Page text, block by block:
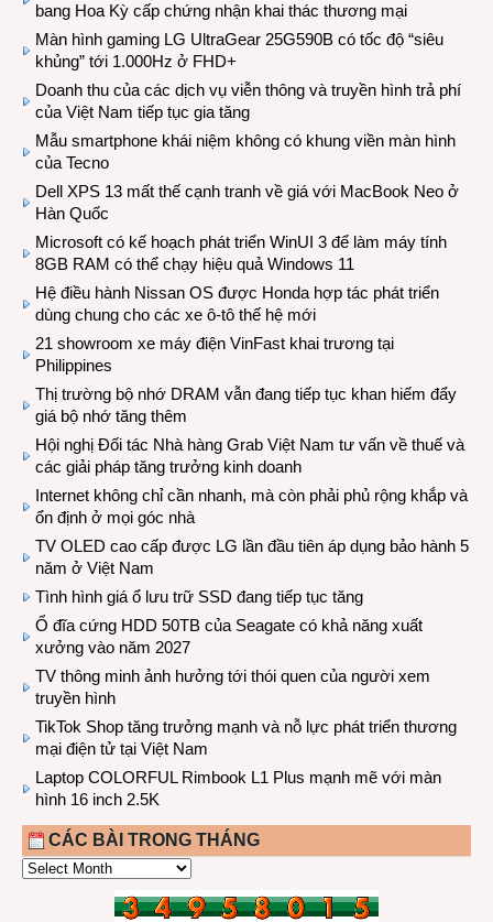
bang Hoa Kỳ cấp chứng nhận khai thác thương mại
Màn hình gaming LG UltraGear 25G590B có tốc độ “siêu
khủng” tới 1.000Hz ở FHD+
Doanh thu của các dịch vụ viễn thông và truyền hình trả phí
của Việt Nam tiếp tục gia tăng
Mẫu smartphone khái niệm không có khung viền màn hình
của Tecno
Dell XPS 13 mất thế cạnh tranh về giá với MacBook Neo ở
Hàn Quốc
Microsoft có kế hoạch phát triển WinUI 3 để làm máy tính
8GB RAM có thể chạy hiệu quả Windows 11
Hệ điều hành Nissan OS được Honda hợp tác phát triển
dùng chung cho các xe ô-tô thế hệ mới
21 showroom xe máy điện VinFast khai trương tại
Philippines
Thị trường bộ nhớ DRAM vẫn đang tiếp tục khan hiếm đẩy
giá bộ nhớ tăng thêm
Hội nghị Đối tác Nhà hàng Grab Việt Nam tư vấn về thuế và
các giải pháp tăng trưởng kinh doanh
Internet không chỉ cần nhanh, mà còn phải phủ rộng khắp và
ổn định ở mọi góc nhà
TV OLED cao cấp được LG lần đầu tiên áp dụng bảo hành 5
năm ở Việt Nam
Tình hình giá ổ lưu trữ SSD đang tiếp tục tăng
Ổ đĩa cứng HDD 50TB của Seagate có khả năng xuất
xưởng vào năm 2027
TV thông minh ảnh hưởng tới thói quen của người xem
truyền hình
TikTok Shop tăng trưởng mạnh và nỗ lực phát triển thương
mại điện tử tại Việt Nam
Laptop COLORFUL Rimbook L1 Plus mạnh mẽ với màn
hình 16 inch 2.5K
CÁC BÀI TRONG THÁNG
CÁC